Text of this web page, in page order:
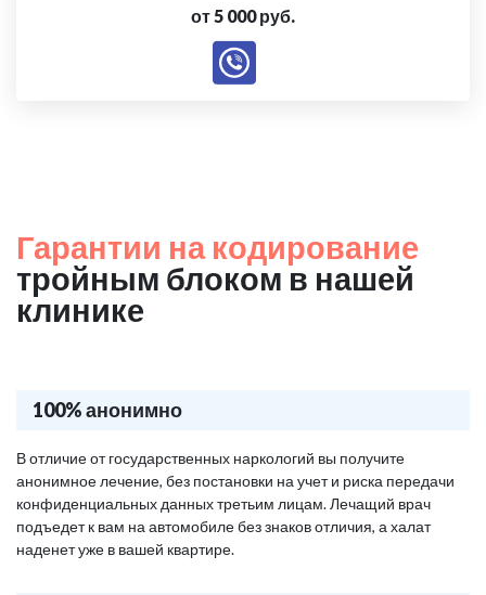
от 5 000 руб.
Гарантии на кодирование
тройным блоком в нашей
клинике
100% анонимно
В отличие от государственных наркологий вы получите
анонимное лечение, без постановки на учет и риска передачи
конфиденциальных данных третьим лицам. Лечащий врач
подъедет к вам на автомобиле без знаков отличия, а халат
наденет уже в вашей квартире.